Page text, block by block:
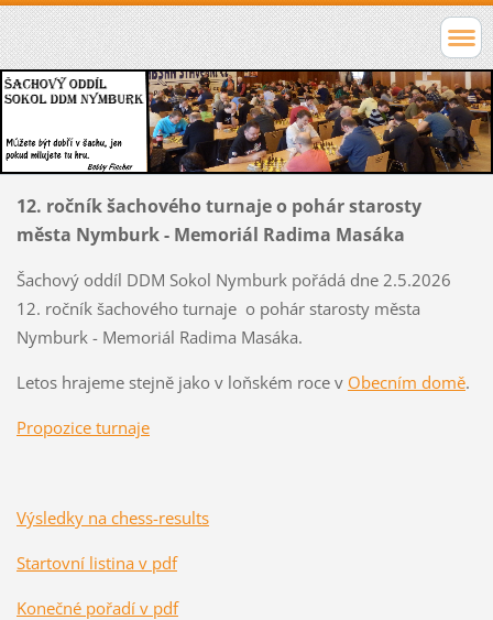
12. ročník šachového turnaje o pohár starosty
města Nymburk - Memoriál Radima Masáka
Šachový oddíl DDM Sokol Nymburk pořádá dne 2.5.2026
12. ročník šachového turnaje o pohár starosty města
Nymburk - Memoriál Radima Masáka.
Letos hrajeme stejně jako v loňském roce v Obecním domě.
Propozice turnaje
Výsledky na chess-results
Startovní listina v pdf
Konečné pořadí v pdf